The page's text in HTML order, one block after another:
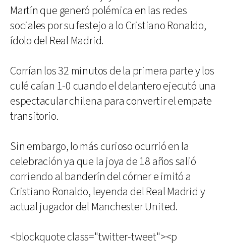
Martín que generó polémica en las redes
sociales por su festejo a lo Cristiano Ronaldo,
ídolo del Real Madrid.
Corrían los 32 minutos de la primera parte y los
culé caían 1-0 cuando el delantero ejecutó una
espectacular chilena para convertir el empate
transitorio.
Sin embargo, lo más curioso ocurrió en la
celebración ya que la joya de 18 años salió
corriendo al banderín del córner e imitó a
Cristiano Ronaldo, leyenda del Real Madrid y
actual jugador del Manchester United.
<blockquote class="twitter-tweet"><p